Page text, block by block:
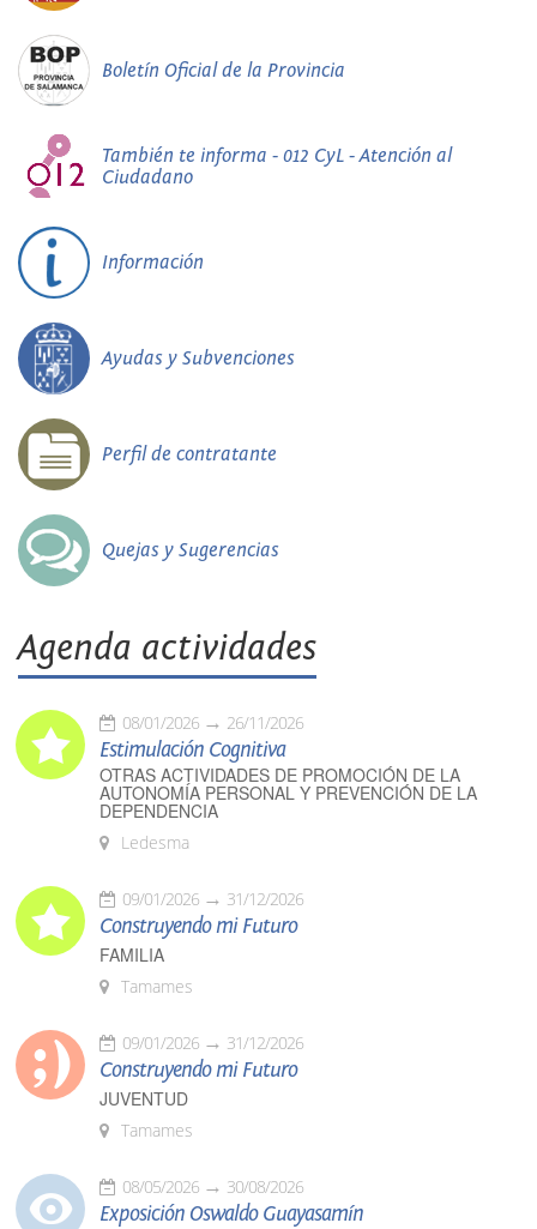
Boletín Oficial de la Provincia
También te informa - 012 CyL - Atención al
Ciudadano
Información
Ayudas y Subvenciones
Perfil de contratante
Quejas y Sugerencias
Agenda actividades
08/01/2026 26/11/2026
Estimulación Cognitiva
OTRAS ACTIVIDADES DE PROMOCIÓN DE LA
AUTONOMÍA PERSONAL Y PREVENCIÓN DE LA
DEPENDENCIA
Ledesma
09/01/2026 31/12/2026
Construyendo mi Futuro
FAMILIA
Tamames
09/01/2026 31/12/2026
Construyendo mi Futuro
JUVENTUD
Tamames
08/05/2026 30/08/2026
Exposición Oswaldo Guayasamín